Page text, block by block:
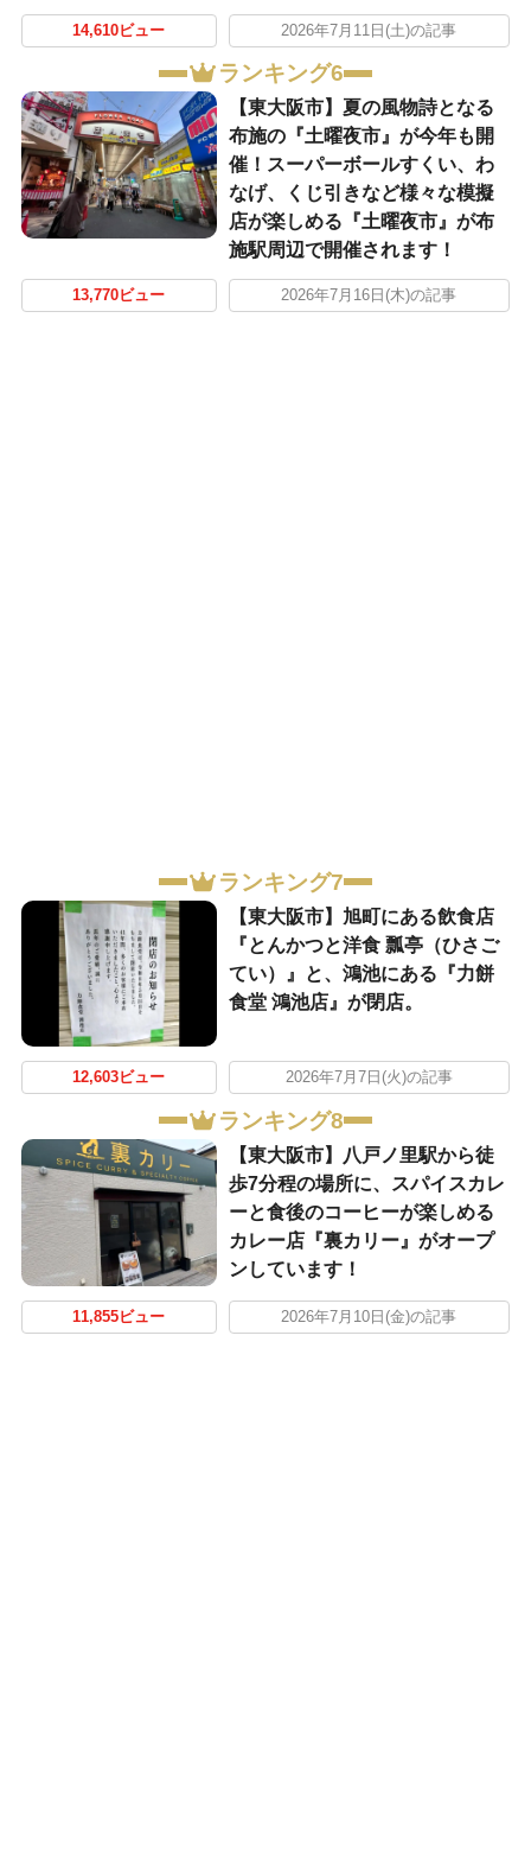
14,610ビュー 2026年7月11日(土)の記事
ランキング6
【東大阪市】夏の風物詩となる
布施の『土曜夜市』が今年も開
催！スーパーボールすくい、わ
なげ、くじ引きなど様々な模擬
店が楽しめる『土曜夜市』が布
施駅周辺で開催されます！
13,770ビュー 2026年7月16日(木)の記事
ランキング7
【東大阪市】旭町にある飲食店
『とんかつと洋食 瓢亭（ひさご
てい）』と、鴻池にある『力餅
食堂 鴻池店』が閉店。
12,603ビュー 2026年7月7日(火)の記事
ランキング8
【東大阪市】八戸ノ里駅から徒
歩7分程の場所に、スパイスカレ
ーと食後のコーヒーが楽しめる
カレー店『裏カリー』がオープ
ンしています！
11,855ビュー 2026年7月10日(金)の記事